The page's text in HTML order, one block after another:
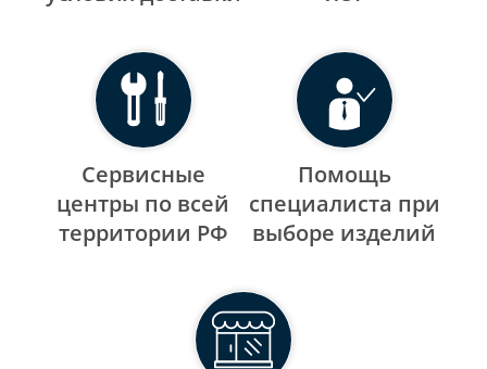
Сервисные
центры по всей
территории РФ
Помощь
специалиста при
выборе изделий